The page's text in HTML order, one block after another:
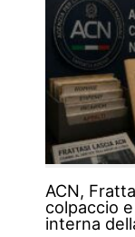
ACN,
colpaccio
interna